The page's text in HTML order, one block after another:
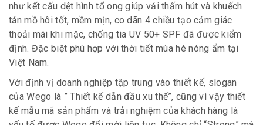
như kết cấu dệt hình tổ ong giúp vải thấm hút và khuếch
tán mồ hôi tốt, mềm mịn, co dãn 4 chiều tạo cảm giác
thoải mái khi mặc, chống tia UV 50+ SPF đã được kiểm
định. Đặc biệt phù hợp với thời tiết mùa hè nóng ẩm tại
Việt Nam.
Với định vị doanh nghiệp tập trung vào thiết kế, slogan
của Wego là ” Thiết kế dẫn đầu xu thế”, cũng vì vậy thiết
kế mẫu mã sản phẩm và trải nghiệm của khách hàng là